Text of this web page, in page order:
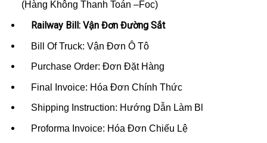
(Hàng Không Thanh Toán –Foc)
Railway Bill: Vận Đơn Đường Sắt
Bill Of Truck: Vận Đơn Ô Tô
Purchase Order: Đơn Đặt Hàng
Final Invoice: Hóa Đơn Chính Thức
Shipping Instruction: Hướng Dẫn Làm Bl
Proforma Invoice: Hóa Đơn Chiếu Lệ